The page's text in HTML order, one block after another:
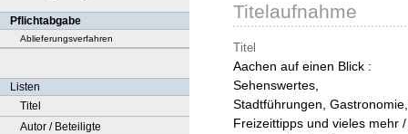
Pflichtabgabe
Ablieferungsverfahren
Listen
Titel
Autor / Beteiligte
Titelaufnahme
Titel
Aachen auf einen Blick :
Sehenswertes,
Stadtführungen, Gastronomie,
Freizeittipps und vieles mehr /